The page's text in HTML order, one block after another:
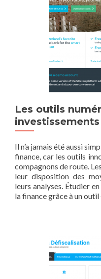
Les outils
Il n’a jamais été aussi
finance, car les outils
compagnons de route.
leur disposition des
leurs analyses. Étudier
la finance grâce à un outil